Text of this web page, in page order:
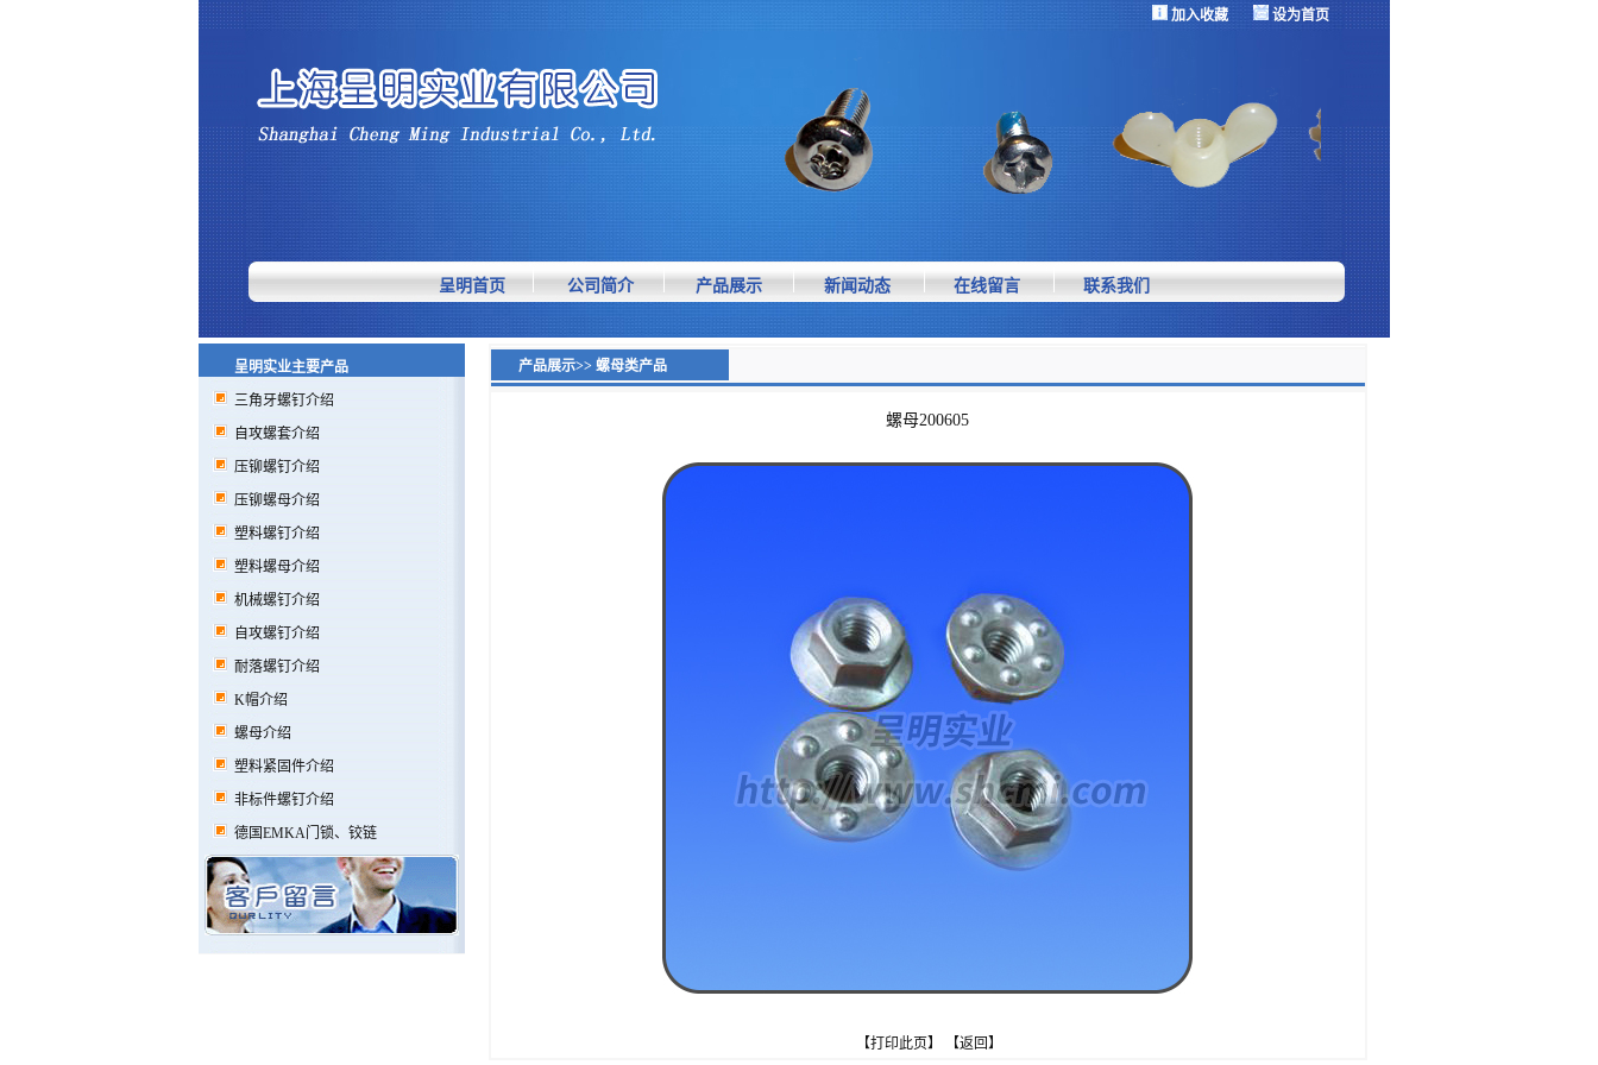
加入收藏 设为首页
呈明首页 公司简介 产品展示 新闻动态 在线留言 联系我们
呈明实业主要产品
三角牙螺钉介绍
自攻螺套介绍
压铆螺钉介绍
压铆螺母介绍
塑料螺钉介绍
塑料螺母介绍
机械螺钉介绍
自攻螺钉介绍
耐落螺钉介绍
K帽介绍
螺母介绍
塑料紧固件介绍
非标件螺钉介绍
德国EMKA门锁、铰链
产品展示>> 螺母类产品
螺母200605
【打印此页】 【返回】